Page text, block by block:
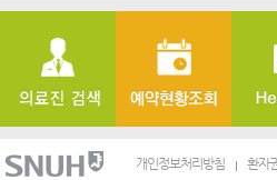
개인정보처리방침 환자